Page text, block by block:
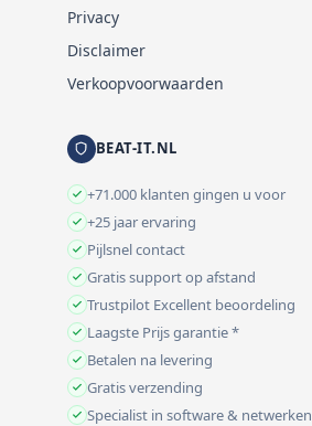
Privacy
Disclaimer
Verkoopvoorwaarden
BEAT-IT.NL
+71.000 klanten gingen u voor
+25 jaar ervaring
Pijlsnel contact
Gratis support op afstand
Trustpilot Excellent beoordeling
Laagste Prijs garantie *
Betalen na levering
Gratis verzending
Specialist in software & netwerken